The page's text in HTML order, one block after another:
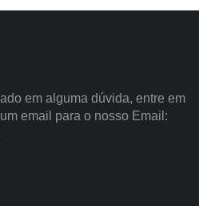
em alguma dúvida, entre em
email para o nosso Email: